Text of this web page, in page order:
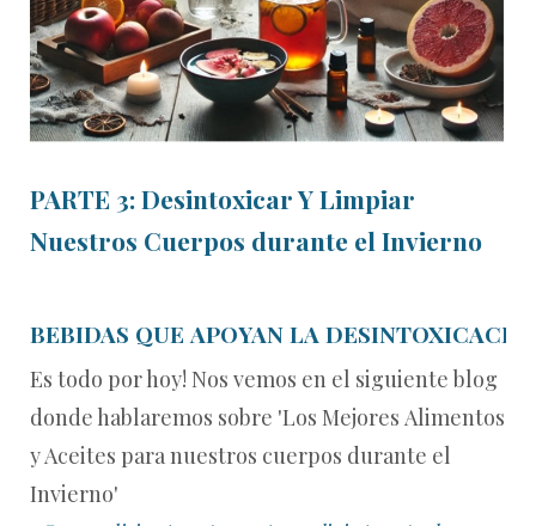
PARTE 3: Desintoxicar Y Limpiar
Nuestros Cuerpos durante el Invierno
BEBIDAS QUE APOYANLA
Es todo por hoy! Nos vemos en el siguiente blog
donde hablaremos sobre 'Los Mejores Alimentos
y Aceites para nuestros cuerpos durante el
Invierno'